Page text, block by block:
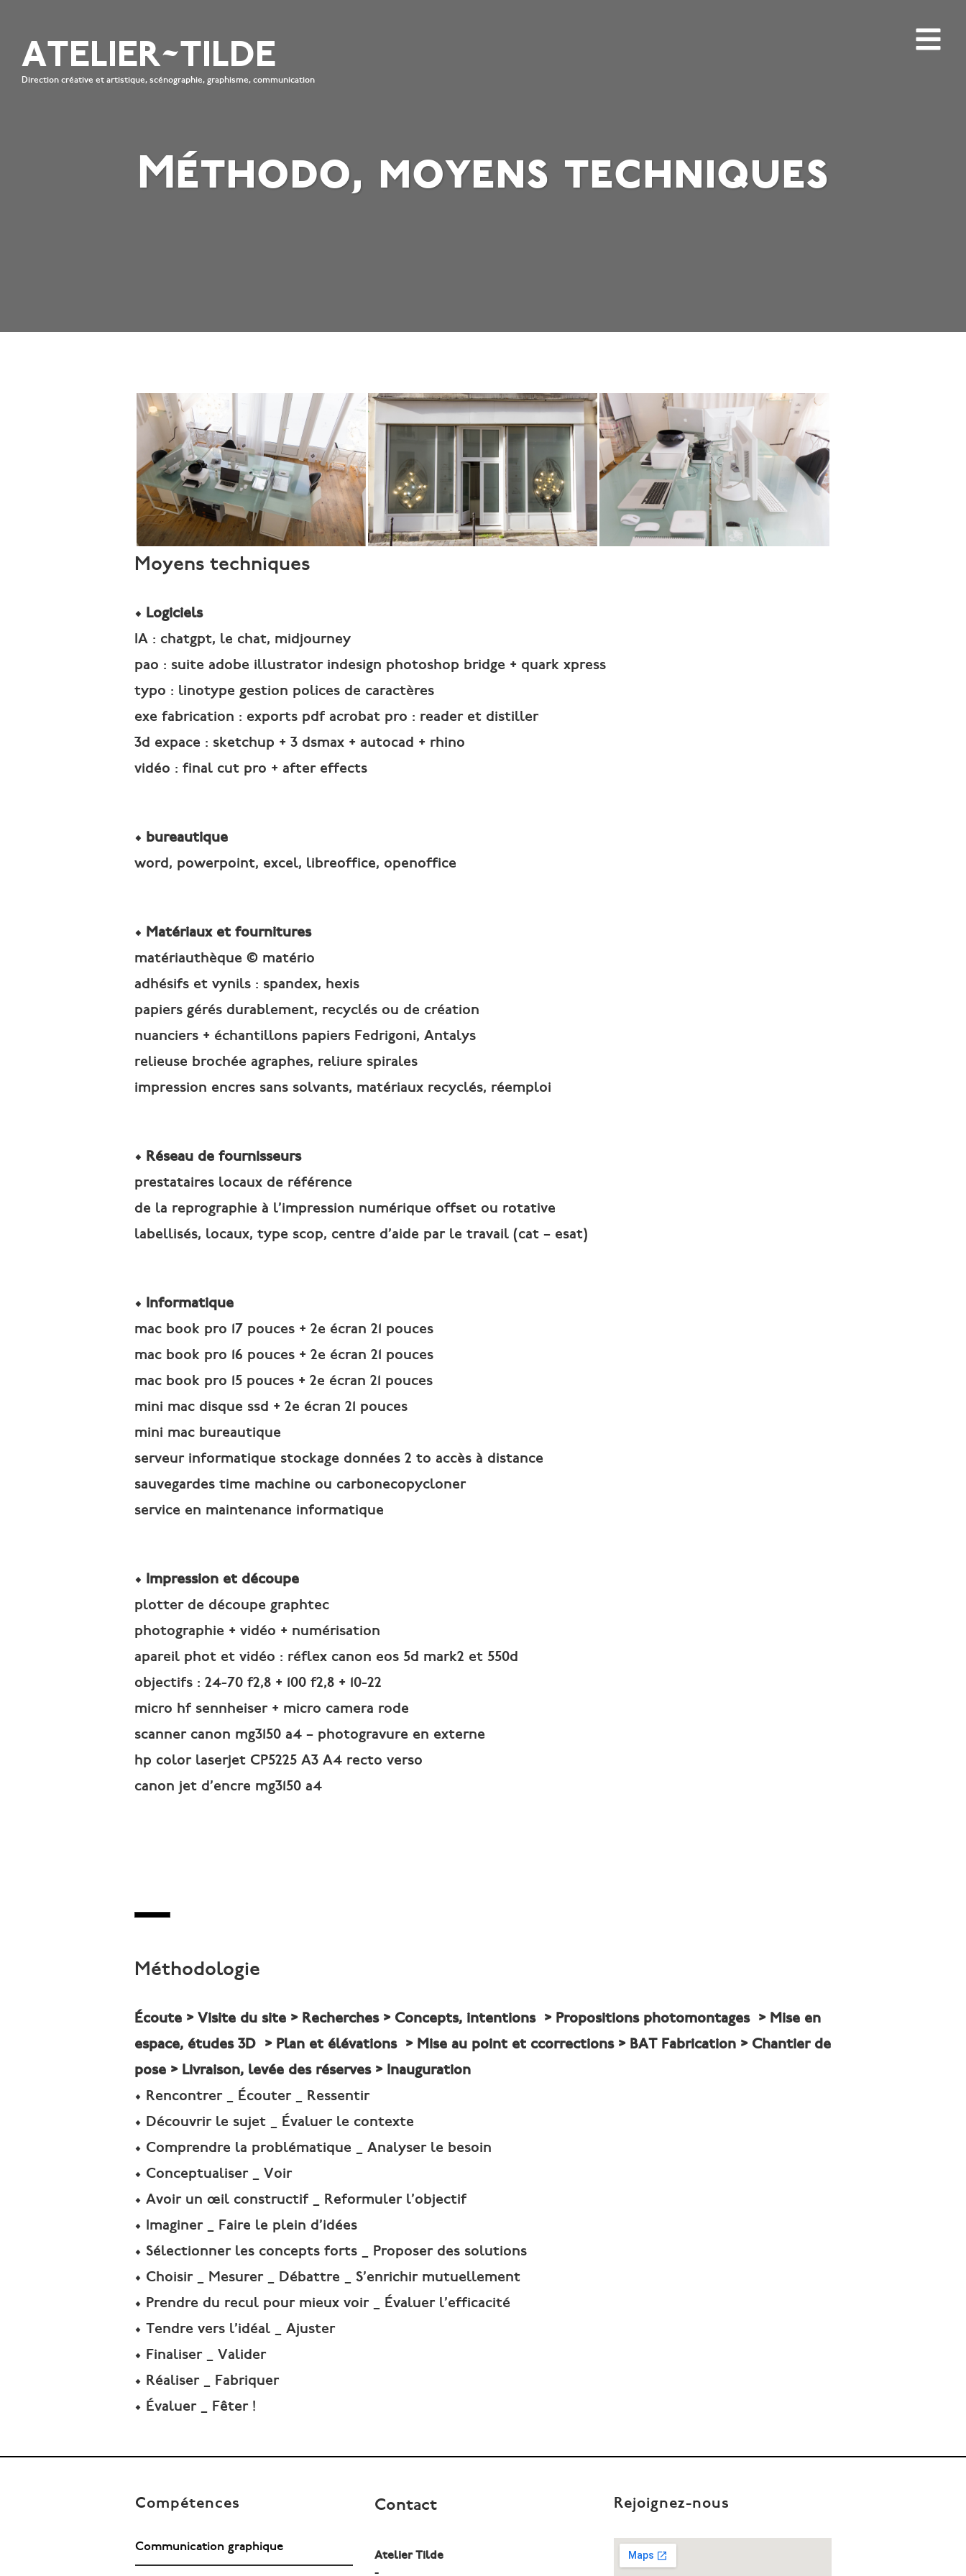
ATELIER~TILDE
Direction créative et artistique, scénographie, graphisme, communication
Méthodo, moyens techniques
Moyens techniques
• Logiciels
IA : chatgpt, le chat, midjourney
pao : suite adobe illustrator indesign photoshop bridge + quark xpress
typo : linotype gestion polices de caractères
exe fabrication : exports pdf acrobat pro : reader et distiller
3d expace : sketchup + 3 dsmax + autocad + rhino
vidéo : final cut pro + after effects
• bureautique
word, powerpoint, excel, libreoffice, openoffice
• Matériaux et fournitures
matériauthèque © matério
adhésifs et vynils : spandex, hexis
papiers gérés durablement, recyclés ou de création
nuanciers + échantillons papiers Fedrigoni, Antalys
relieuse brochée agraphes, reliure spirales
impression encres sans solvants, matériaux recyclés, réemploi
• Réseau de fournisseurs
prestataires locaux de référence
de la reprographie à l’impression numérique offset ou rotative
labellisés, locaux, type scop, centre d’aide par le travail (cat – esat)
• Informatique
mac book pro 17 pouces + 2e écran 21 pouces
mac book pro 16 pouces + 2e écran 21 pouces
mac book pro 15 pouces + 2e écran 21 pouces
mini mac disque ssd + 2e écran 21 pouces
mini mac bureautique
serveur informatique stockage données 2 to accès à distance
sauvegardes time machine ou carbonecopycloner
service en maintenance informatique
• Impression et découpe
plotter de découpe graphtec
photographie + vidéo + numérisation
apareil phot et vidéo : réflex canon eos 5d mark2 et 550d
objectifs : 24-70 f2,8 + 100 f2,8 + 10-22
micro hf sennheiser + micro camera rode
scanner canon mg3150 a4 – photogravure en externe
hp color laserjet CP5225 A3 A4 recto verso
canon jet d’encre mg3150 a4
Méthodologie
Écoute > Visite du site > Recherches > Concepts, intentions > Propositions photomontages> Mise en
espace, études 3D > Plan et élévations > Mise au point et ccorrections > BAT Fabrication > Chantier de
pose > Livraison, levée des réserves > Inauguration
• Rencontrer _ Écouter _ Ressentir
• Découvrir le sujet _ Évaluer le contexte
• Comprendre la problématique _ Analyser le besoin
• Conceptualiser _ Voir
• Avoir un œil constructif _ Reformuler l’objectif
• Imaginer _ Faire le plein d’idées
• Sélectionner les concepts forts _ Proposer des solutions
• Choisir _ Mesurer _ Débattre _ S’enrichir mutuellement
• Prendre du recul pour mieux voir _ Évaluer l’efficacité
• Tendre vers l’idéal _ Ajuster
• Finaliser _ Valider
• Réaliser _ Fabriquer
• Évaluer _ Fêter !
Compétences
Communication graphique
Contact
Atelier Tilde
-
Rejoignez-nous